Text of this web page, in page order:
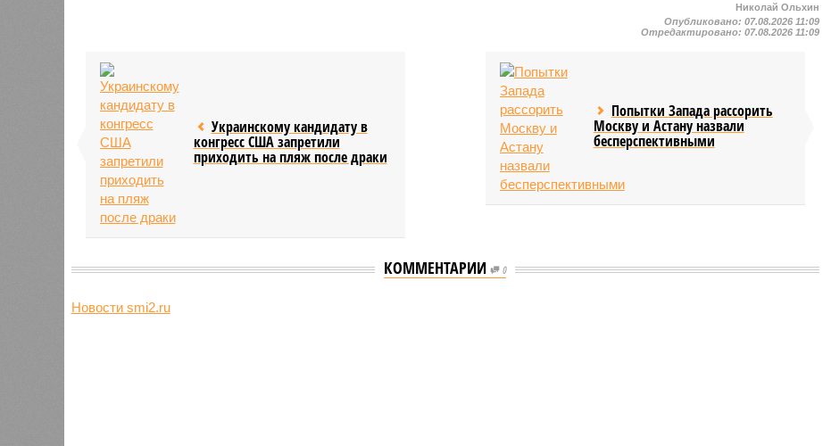
Николай Ольхин
Опубликовано:07.08.2026 11:09
Отредактировано:07.08.2026 11:09
Украинскому кандидату в
конгресс США запретили
приходить на пляж после драки
Попытки Запада рассорить
Москву и Астану назвали
бесперспективными
КОММЕНТАРИИ 0
Новости smi2.ru